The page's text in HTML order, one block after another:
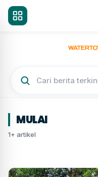
MULAI
1+ artikel